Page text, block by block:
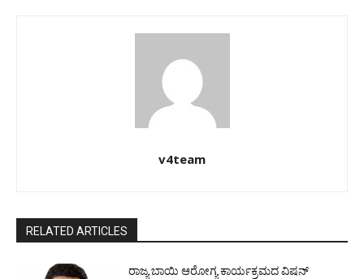
v4team
RELATED ARTICLES
ರಾಜ್ಯ ಬಾಯಿ ಆರೋಗ್ಯ ಕಾರ್ಯಕ್ರಮದ ವಿಷನ್